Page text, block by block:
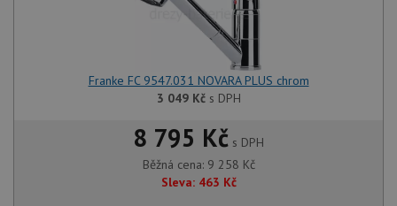
Franke FC 9547.031 NOVARA PLUS chrom
3 049 Kčs DPH
8 795 Kč s DPH
Běžná cena: 9 258 Kč
Sleva: 463 Kč